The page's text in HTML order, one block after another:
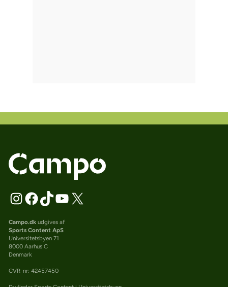
Campo.dkudgives af
Sports Content ApS
Universitetsbyen 71
8000 Aarhus C
Denmark
CVR-nr: 42457450